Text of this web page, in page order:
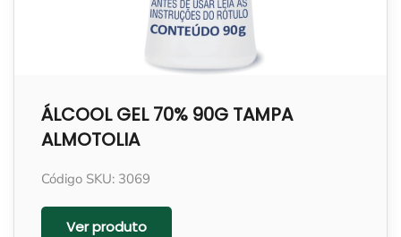
ÁLCOOL GEL 70% 90G TAMPA
ALMOTOLIA
Código SKU: 3069
Ver produto